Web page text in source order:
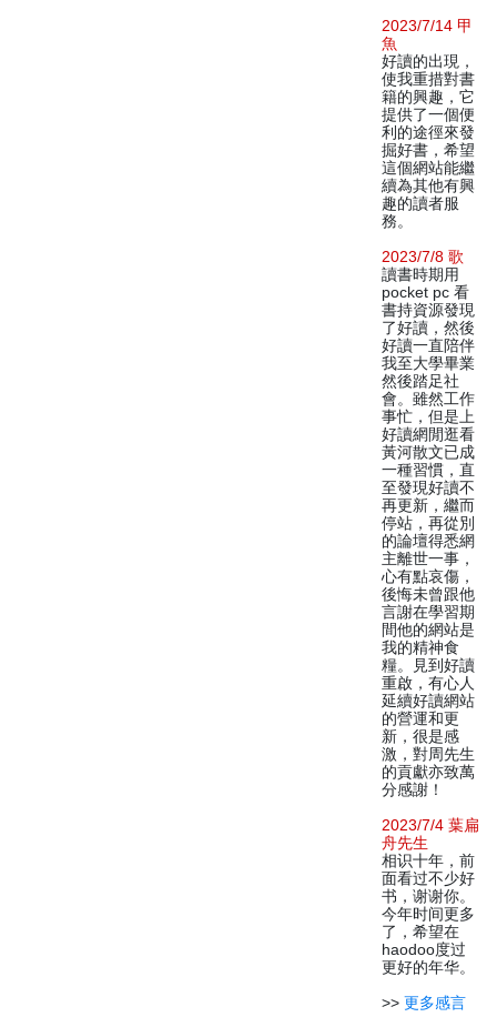
2023/7/14 甲
魚
好讀的出現，
使我重措對書
籍的興趣，它
提供了一個便
利的途徑來發
掘好書，希望
這個網站能繼
續為其他有興
趣的讀者服
務。
2023/7/8 歌
讀書時期用
pocket pc 看
書持資源發現
了好讀，然後
好讀一直陪伴
我至大學畢業
然後踏足社
會。雖然工作
事忙，但是上
好讀網閒逛看
黃河散文已成
一種習慣，直
至發現好讀不
再更新，繼而
停站，再從別
的論壇得悉網
主離世一事，
心有點哀傷，
後悔未曾跟他
言謝在學習期
間他的網站是
我的精神食
糧。見到好讀
重啟，有心人
延續好讀網站
的營運和更
新，很是感
激，對周先生
的貢獻亦致萬
分感謝！
2023/7/4 葉扁
舟先生
相识十年，前
面看过不少好
书，谢谢你。
今年时间更多
了，希望在
haodoo度过
更好的年华。
>> 更多感言